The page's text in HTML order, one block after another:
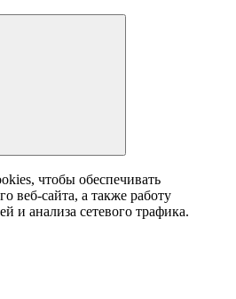
чтобы обеспечивать
веб-сайта, а также работу
и анализа сетевого трафика.